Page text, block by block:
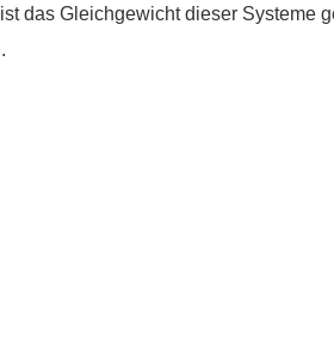
das Gleichgewicht dieser Systeme